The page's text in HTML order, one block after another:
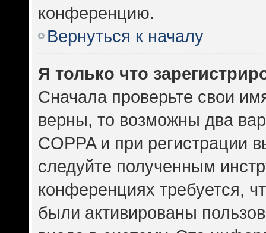
конференцию.
Вернуться к началу
Я только что
Сначала проверьте свои
верны, то возможны два
COPPA и при регистрации
следуйте полученным
конференциях требуется,
были активированы